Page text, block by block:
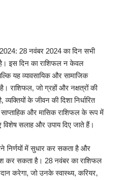
28 नवंबर 2024 का दिन सभी
है। इस दिन का राशिफल न केवल
यह व्यावसायिक और सामाजिक
राशिफल, जो ग्रहों और नक्षत्रों की
के जीवन की दिशा निर्धारित
और मासिक राशिफल के रूप में
विशेष सलाह और उपाय दिए जाते हैं।
निर्णयों में सुधार कर सकता है और
कर सकता है। 28 नवंबर का राशिफल
करेगा, जो उनके स्वास्थ्य, करियर,